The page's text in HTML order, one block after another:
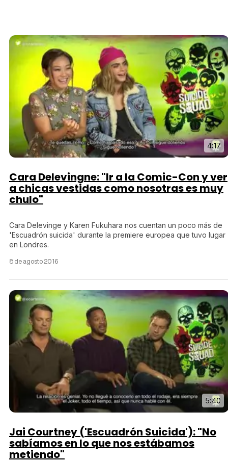
4:17
Cara Delevingne: "Ir a la Comic-Con y ver
a chicas vestidas como nosotras es muy
chulo"
Cara Delevinge y Karen Fukuhara nos cuentan un poco más de
'Escuadrón suicida' durante la premiere europea que tuvo lugar
en Londres.
8 de agosto 2016
5:40
Jai Courtney ('Escuadrón Suicida'): "No
sabíamos en lo que nos estábamos
metiendo"